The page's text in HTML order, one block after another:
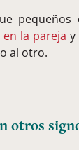
la pareja y
al otro.
otros